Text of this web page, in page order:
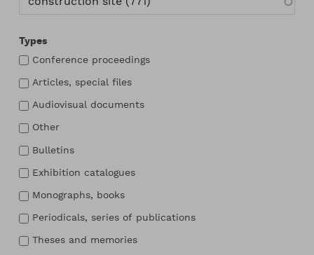
Types
Conference proceedings
Articles, special files
Audiovisual documents
Other
Bulletins
Exhibition catalogues
Monographs, books
Periodicals, series of publications
Theses and memories